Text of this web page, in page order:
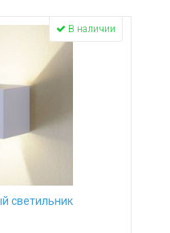
светильник
В наличии